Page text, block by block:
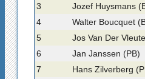
3
Jozef Huysmans
4
Walter Boucquet
5
Jos Van Der
6
Jan Janssen (PB)
7
Hans Zilverberg